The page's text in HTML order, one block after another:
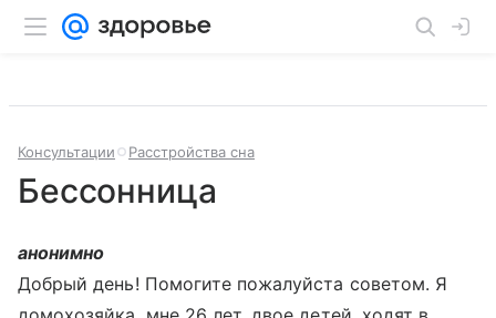
Консультации Расстройства сна
Бессонница
анонимно
Добрый день! Помогите пожалуйста советом. Я